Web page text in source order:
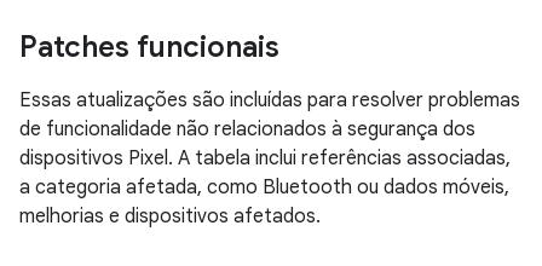
Patches funcionais
Essas atualizações são incluídas para resolver problemas
de funcionalidade não relacionados à segurança dos
dispositivos Pixel. A tabela inclui referências associadas,
a categoria afetada, como Bluetooth ou dados móveis,
melhorias e dispositivos afetados.